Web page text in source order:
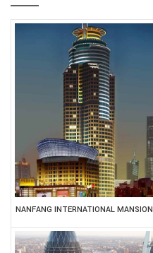
NANFANG INTERNATIONAL MANSION